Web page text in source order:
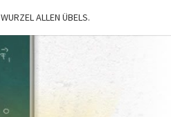
WURZEL ALLEN ÜBELS.